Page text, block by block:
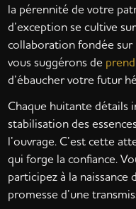
la pérennité de votre
d’exception se cultive
collaboration fondée
vous suggérons de
d’ébaucher votre futur
Chaque huitante détails
stabilisation des
l’ouvrage. C’est cette
qui forge la confiance.
participez à la
promesse d’une